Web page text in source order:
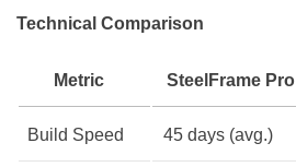
Technical Comparison
Metric SteelFrame Pro
Build Speed 45 days (avg.)